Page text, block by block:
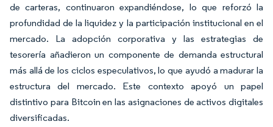
de carteras, continuaron expandiéndose, lo que reforzó la
profundidad de la liquidez y la participación institucional en el
mercado. La adopción corporativa y las estrategias de
tesorería añadieron un componente de demanda estructural
más allá de los ciclos especulativos, lo que ayudó a madurar la
estructura del mercado. Este contexto apoyó un papel
distintivo para Bitcoin en las asignaciones de activos digitales
diversificadas.